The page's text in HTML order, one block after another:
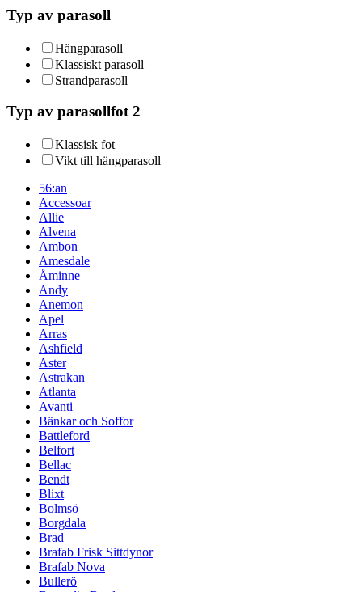
Typ av parasoll
Hängparasoll
Klassiskt parasoll
Strandparasoll
Typ av parasollfot 2
Klassisk fot
Vikt till hängparasoll
56:an
Accessoar
Allie
Alvena
Ambon
Amesdale
Åminne
Andy
Anemon
Apel
Arras
Ashfield
Aster
Astrakan
Atlanta
Avanti
Bänkar och Soffor
Battleford
Belfort
Bellac
Bendt
Blixt
Bolmsö
Borgdala
Brad
Brafab Frisk Sittdynor
Brafab Nova
Bullerö